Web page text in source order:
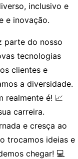
inclusivo e
e inovação.
parte do nosso
tecnologias
clientes e
a diversidade.
realmente é! 📈
carreira.
e cresça ao
trocamos ideias e
chegar! 💻